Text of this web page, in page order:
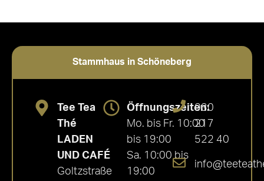
Stammhaus in Schöneberg
Tee Tea
Thé
LADEN
UND CAFÉ
Goltzstraße
Öffnungszeiten:
Mo. bis Fr. 10:00
bis 19:00
Sa. 10:00 bis
19:00
030
217
522 40